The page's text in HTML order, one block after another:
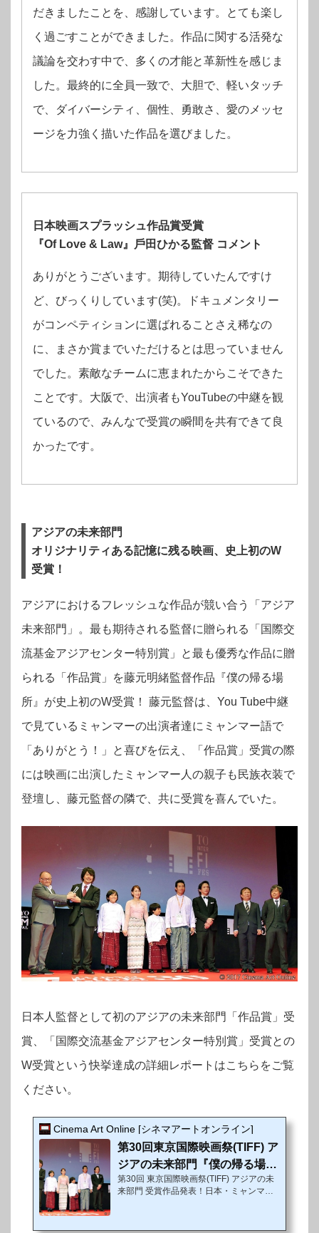
だきましたことを、感謝しています。とても楽し
く過ごすことができました。作品に関する活発な
議論を交わす中で、多くの才能と⾰新性を感じま
した。最終的に全員⼀致で、⼤胆で、軽いタッチ
で、ダイバーシティ、個性、勇敢さ、愛のメッセ
ージを⼒強く描いた作品を選びました。
⽇本映画スプラッシュ作品賞受賞
『Of Love & Law』⼾⽥ひかる監督 コメント
ありがとうございます。期待していたんですけ
ど、びっくりしています(笑)。ドキュメンタリー
がコンペティションに選ばれることさえ稀なの
に、まさか賞までいただけるとは思っていません
でした。素敵なチームに恵まれたからこそできた
ことです。⼤阪で、出演者もYouTubeの中継を観
ているので、みんなで受賞の瞬間を共有できて良
かったです。
アジアの未来部門
オリジナリティある記憶に残る映画、史上初のW
受賞！
アジアにおけるフレッシュな作品が競い合う「アジア
未来部門」。 最も期待される監督に贈られる「国際交
流基金アジアセンター特別賞」と最も優秀な作品に贈
られる「作品賞」を藤元明緒監督作品『僕の帰る場
所』が史上初のW受賞！ 藤元監督は、You Tube中継
で見ているミャンマーの出演者達にミャンマー語で
「ありがとう！」と喜びを伝え、「作品賞」受賞の際
には映画に出演したミャンマー人の親子も民族衣装で
登壇し、藤元監督の隣で、共に受賞を喜んでいた。
日本人監督として初のアジアの未来部門「作品賞」受
賞、「国際交流基金アジアセンター特別賞」受賞との
W受賞という快挙達成の詳細レポートはこちらをご覧
ください。
Cinema Art Online [シネマアートオンライン]
第30回東京国際映画祭(TIFF) ア
ジアの未来部門『僕の帰る場
所』が史上初の2冠達成!!
第30回 東京国際映画祭(TIFF) アジアの未
来部門 受賞作品発表！日本・ミャンマー